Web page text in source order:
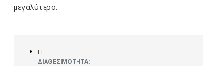
μεγαλύτερο.
ΔΙΑΘΕΣΙΜΌΤΗΤΑ: